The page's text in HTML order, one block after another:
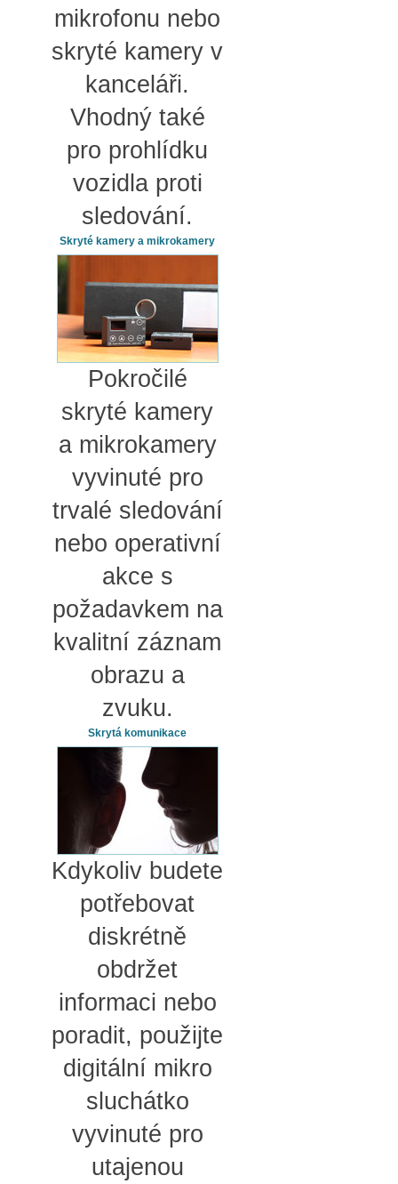
mikrofonu nebo
skryté kamery v
kanceláři.
Vhodný také
pro prohlídku
vozidla proti
sledování.
Skryté kamery a mikrokamery
Pokročilé
skryté kamery
a mikrokamery
vyvinuté pro
trvalé sledování
nebo operativní
akce s
požadavkem na
kvalitní záznam
obrazu a
zvuku.
Skrytá komunikace
Kdykoliv budete
potřebovat
diskrétně
obdržet
informaci nebo
poradit, použijte
digitální mikro
sluchátko
vyvinuté pro
utajenou